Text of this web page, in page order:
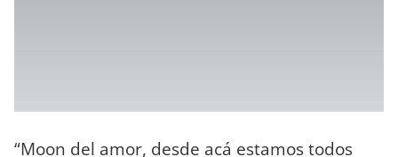
“Moon del amor, desde acá estamos todos